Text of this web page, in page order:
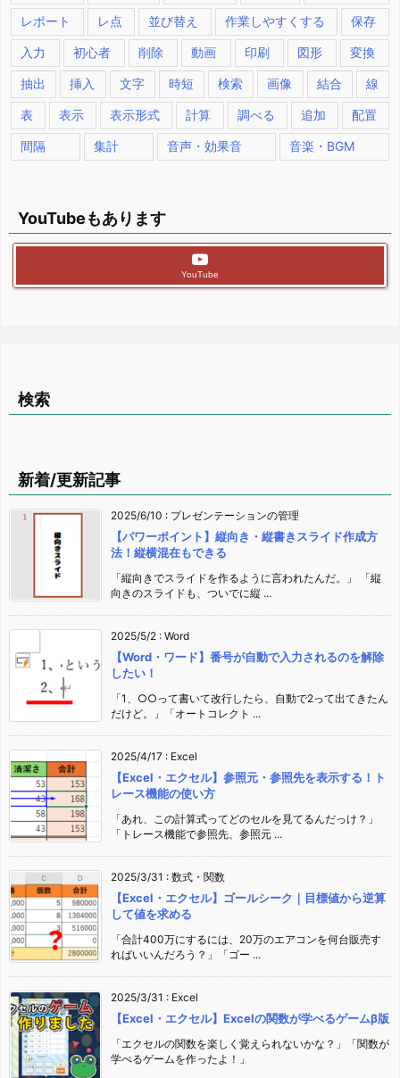
レポート レ点 並び替え 作業しやすくする 保存
入力 初心者 削除 動画 印刷 図形 変換
抽出 挿入 文字 時短 検索 画像 結合 線
表 表示 表示形式 計算 調べる 追加 配置
間隔 集計 音声・効果音 音楽・BGM
YouTubeもあります
YouTube
検索
新着/更新記事
2025/6/10 : プレゼンテーションの管理
【パワーポイント】縦向き・縦書きスライド作成方
法！縦横混在もできる
「縦向きでスライドを作るように言われたんだ。」 「縦
向きのスライドも、ついでに縦 ...
2025/5/2 : Word
【Word・ワード】番号が自動で入力されるのを解除
したい！
「1、○○って書いて改行したら、自動で2って出てきたん
だけど。」「オートコレクト ...
2025/4/17 : Excel
【Excel・エクセル】参照元・参照先を表示する！ト
レース機能の使い方
「あれ、この計算式ってどのセルを見てるんだっけ？」
「トレース機能で参照先、参照元 ...
2025/3/31 : 数式・関数
【Excel・エクセル】ゴールシーク｜目標値から逆算
して値を求める
「合計400万にするには、20万のエアコンを何台販売す
ればいいんだろう？」「ゴー ...
2025/3/31 : Excel
【Excel・エクセル】Excelの関数が学べるゲームβ版
「エクセルの関数を楽しく覚えられないかな？」「関数が
学べるゲームを作ったよ！」